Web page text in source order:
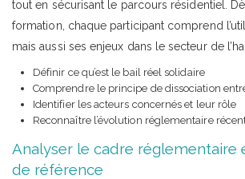
tout en sécurisant le parcours résidentiel.
formation, chaque participant comprend
mais aussi ses enjeux dans le secteur de
Définir ce qu’est le bail réel solidaire
Comprendre le principe de dissociation
Identifier les acteurs concernés et leur rôle
Reconnaître l’évolution réglementaire
Analyser le cadre réglementaire
de référence